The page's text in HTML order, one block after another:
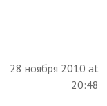
28 ноября 2010 at
20:48